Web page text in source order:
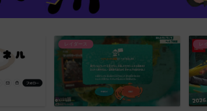
レイダース レ